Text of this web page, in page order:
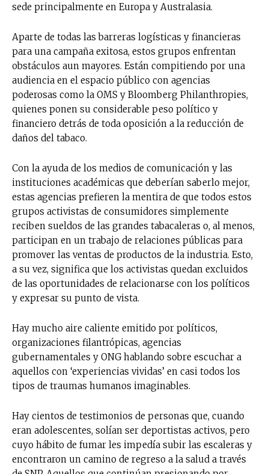
sede principalmente en Europa y Australasia.
Aparte de todas las barreras logísticas y financieras
para una campaña exitosa, estos grupos enfrentan
obstáculos aun mayores. Están compitiendo por una
audiencia en el espacio público con agencias
poderosas como la OMS y Bloomberg Philanthropies,
quienes ponen su considerable peso político y
financiero detrás de toda oposición a la reducción de
daños del tabaco.
Con la ayuda de los medios de comunicación y las
instituciones académicas que deberían saberlo mejor,
estas agencias prefieren la mentira de que todos estos
grupos activistas de consumidores simplemente
reciben sueldos de las grandes tabacaleras o, al menos,
participan en un trabajo de relaciones públicas para
promover las ventas de productos de la industria. Esto,
a su vez, significa que los activistas quedan excluidos
de las oportunidades de relacionarse con los políticos
y expresar su punto de vista.
Hay mucho aire caliente emitido por políticos,
organizaciones filantrópicas, agencias
gubernamentales y ONG hablando sobre escuchar a
aquellos con ‘experiencias vividas’ en casi todos los
tipos de traumas humanos imaginables.
Hay cientos de testimonios de personas que, cuando
eran adolescentes, solían ser deportistas activos, pero
cuyo hábito de fumar les impedía subir las escaleras y
encontraron un camino de regreso a la salud a través